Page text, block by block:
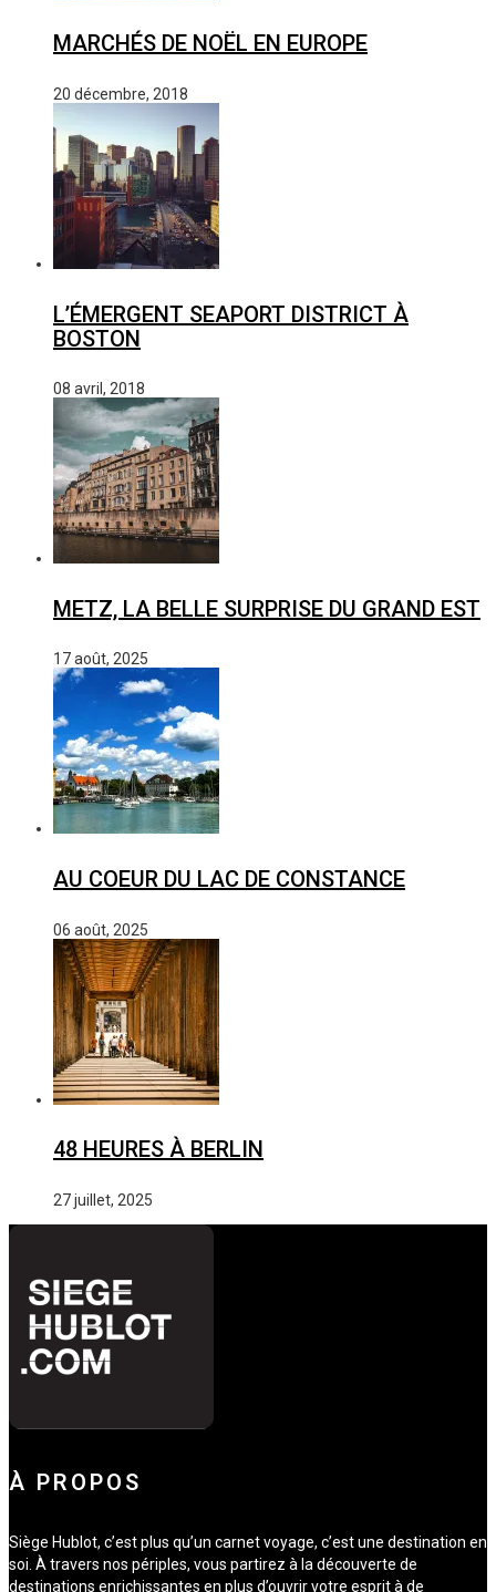
MARCHÉS DE NOËL EN EUROPE
20 décembre, 2018
L’ÉMERGENT SEAPORT DISTRICT À
BOSTON
08 avril, 2018
METZ, LA BELLE SURPRISE DU GRAND EST
17 août, 2025
AU COEUR DU LAC DE CONSTANCE
06 août, 2025
48 HEURES À BERLIN
27 juillet, 2025
À PROPOS
Siège Hublot, c’est plus qu’un carnet voyage, c’est une destination en
soi. À travers nos périples, vous partirez à la découverte de
destinations enrichissantes en plus d’ouvrir votre esprit à de